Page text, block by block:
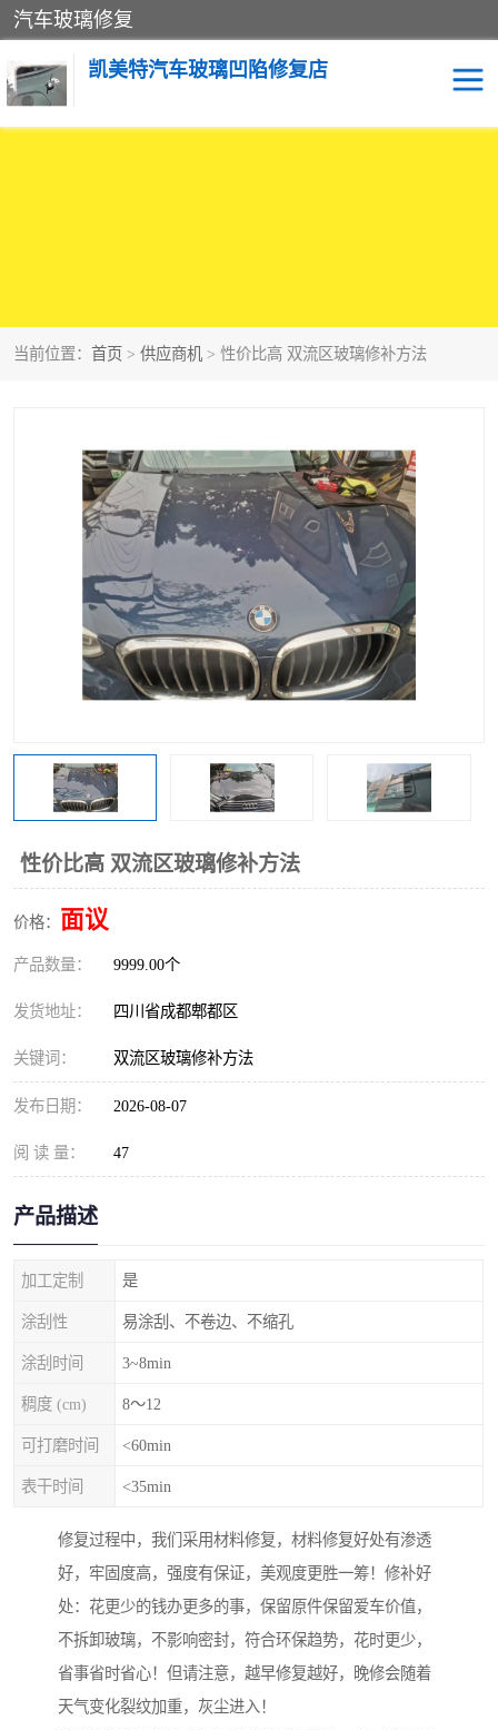
汽车玻璃修复
凯美特汽车玻璃凹陷修复店
当前位置： 首页 > 供应商机 > 性价比高 双流区玻璃修补方法
性价比高 双流区玻璃修补方法
价格： 面议
产品数量： 9999.00个
发货地址： 四川省成都郫都区
关键词： 双流区玻璃修补方法
发布日期： 2026-08-07
阅 读 量： 47
产品描述
加工定制 是
涂刮性 易涂刮、不卷边、不缩孔
涂刮时间 3~8min
稠度 (cm) 8～12
可打磨时间 <60min
表干时间 <35min
修复过程中，我们采用材料修复，材料修复好处有渗透
好，牢固度高，强度有保证，美观度更胜一筹！修补好
处：花更少的钱办更多的事，保留原件保留爱车价值，
不拆卸玻璃，不影响密封，符合环保趋势，花时更少，
省事省时省心！但请注意，越早修复越好，晚修会随着
天气变化裂纹加重，灰尘进入！